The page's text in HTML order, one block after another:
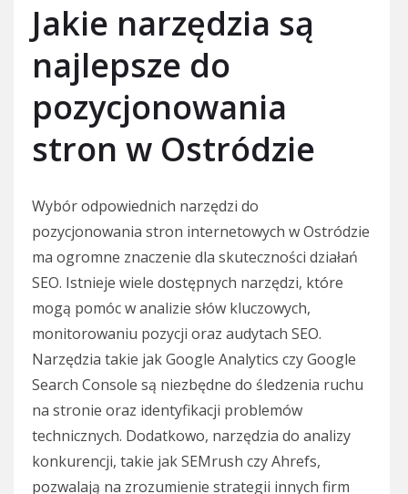
Jakie narzędzia są
najlepsze do
pozycjonowania
stron w Ostródzie
Wybór odpowiednich narzędzi do
pozycjonowania stron internetowych w Ostródzie
ma ogromne znaczenie dla skuteczności działań
SEO. Istnieje wiele dostępnych narzędzi, które
mogą pomóc w analizie słów kluczowych,
monitorowaniu pozycji oraz audytach SEO.
Narzędzia takie jak Google Analytics czy Google
Search Console są niezbędne do śledzenia ruchu
na stronie oraz identyfikacji problemów
technicznych. Dodatkowo, narzędzia do analizy
konkurencji, takie jak SEMrush czy Ahrefs,
pozwalają na zrozumienie strategii innych firm